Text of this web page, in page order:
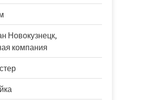
Новокузнецк,
компания